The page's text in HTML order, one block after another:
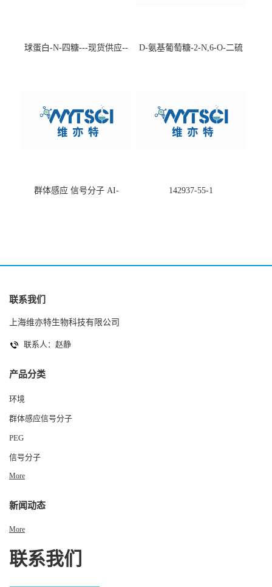
球蛋白-N-四糖---现货供应--
D-氨基葡萄糖-2-N,6-O-二硫
群体感应 信号分子 AI-
142937-55-1
联系我们
上海维亦特生物科技有限公司
联系人：赵静
产品分类
环境
群体感应信号分子
PEG
信号分子
More
新闻动态
More
联系我们